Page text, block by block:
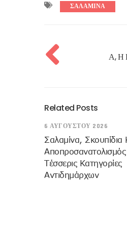
ΣΑΛΑΜΙΝΑ
Α, Η
Related Posts
6 ΑΥΓΟΎΣΤΟΥ 2026
Σαλαμίνα, Σκουπίδια
Τέσσερις Κατηγορίες
Αντιδημάρχων